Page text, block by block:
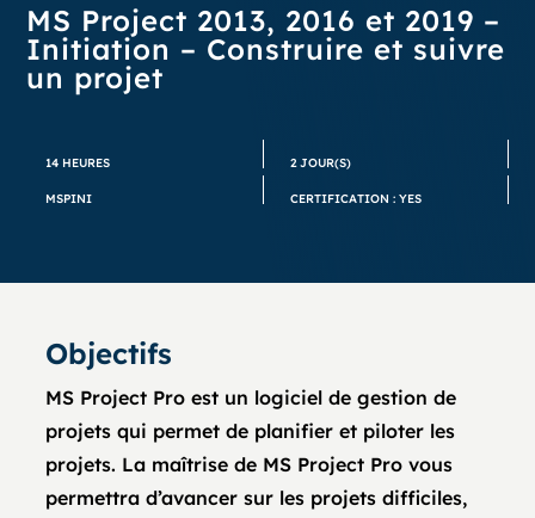
MS Project 2013, 2016 et 2019 –
Initiation – Construire et suivre
un projet
14 HEURES 2 JOUR(S)
MSPINI CERTIFICATION : YES
Objectifs
MS Project Pro est un logiciel de gestion de
projets qui permet de planifier et piloter les
projets. La maîtrise de MS Project Pro vous
permettra d’avancer sur les projets difficiles,